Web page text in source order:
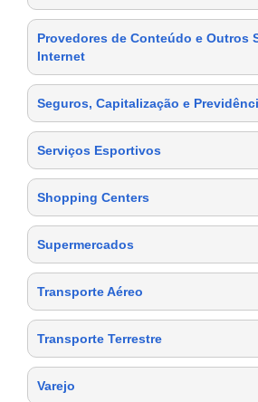
Provedores de Conteúdo e Outros
Internet
Seguros, Capitalização e
Serviços Esportivos
Shopping Centers
Supermercados
Transporte Aéreo
Transporte Terrestre
Varejo